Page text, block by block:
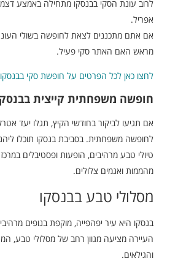
לרוב עונת הסקי בבנסקו מתחילה באמצע
אפריל.
אם אתם מתכננים לצאת לחופשה בשולי
מראש האם האתר סקי פעיל.
לחצו כאן לכל הפרטים על חופשת סקי בבנסקו
חופשה משפחתית קייצית
אם תגיעו לביקור בחודשי הקיץ, תגלו יעד
לחופשה משפחתית. בסביבת בנסקו תוכלו
טיולי טבע מרהיבים, הופעות ופסטיבלים
מהממות ואגמים צלולים.
מסלולי טבע בבנסקו
בנסקו היא עיר יפהפייה, מוקפת בנופים
העיירה מציעה מגוון רחב של מסלולי טבע,
והגילאים.